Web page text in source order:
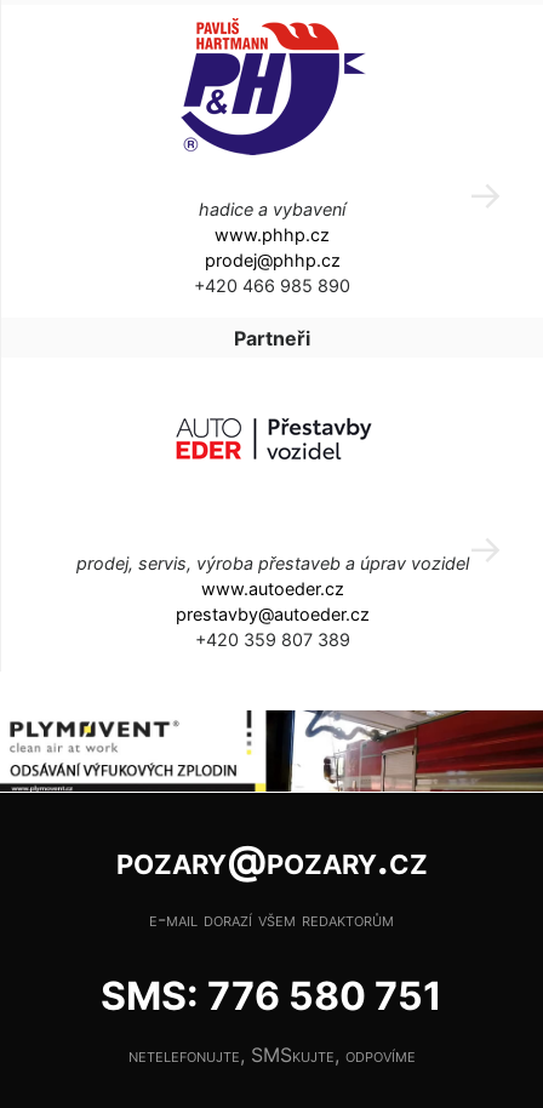
hadice a vybavení
www.phhp.cz
prodej@phhp.cz
+420 466 985 890
Partneři
prodej, servis, výroba přestaveb a úprav vozidel
www.autoeder.cz
prestavby@autoeder.cz
+420 359 807 389
pozary@pozary.cz
e-mail dorazí všem redaktorům
SMS: 776 580 751
netelefonujte, SMSkujte, odpovíme